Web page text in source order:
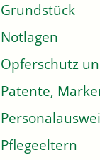
Grundstück
Notlagen
Opferschutz
Patente,
Pflegeeltern